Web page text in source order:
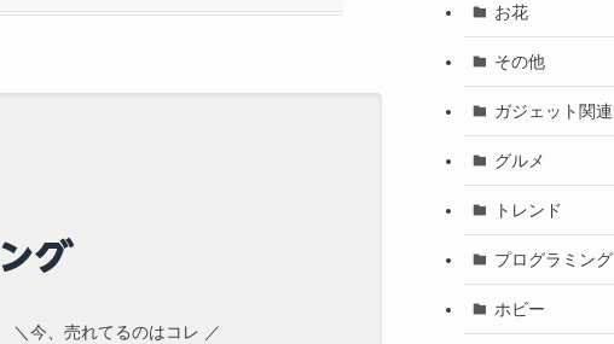
＼今、売れてるのはコレ ／
お花
その他
ガジェット関連
グルメ
トレンド
プログラミング
ホビー